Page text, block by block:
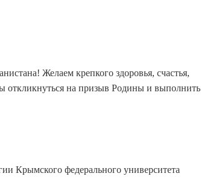
Желаем крепкого здоровья, счастья,
откликнуться на призыв Родины и выполнить
Крымского федерального университета